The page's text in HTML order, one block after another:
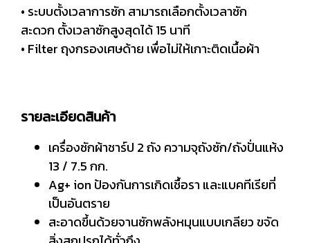
• ระบบตั้งเวลาการซัก สามารถเลือกตั้งเวลาซัก
สะดวก ตั้งเวลาซักสูงสุดได้ 15 นาที
• Filter ถุงกรองเศษด้าย เพื่อไม่ให้เกาะติดเนื้อผ้า
รายละเอียดสินค้า
เครื่องซักผ้าชาร์ป 2 ถัง ความจุถังซัก/ถังปั่นแห้ง
13 / 7.5 กก.
Ag+ ion ป้องกันการเกิดเชื้อรา และแบคทีเรียที่
เป็นอันตราย
สะอาดขึ้นด้วยจานซักพลังหมุนแบบเกลียว ขจัด